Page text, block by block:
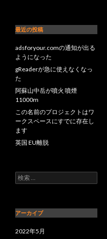
最近の投稿
adsforyour.comの通知が出る
ようになった
gReaderが急に使えなくなっ
た
阿蘇山中岳が噴火 噴煙
11000m
この名前のプロジェクトはワ
ークスペースにすでに存在し
ます
英国 EU離脱
検索:
アーカイブ
2022年5月